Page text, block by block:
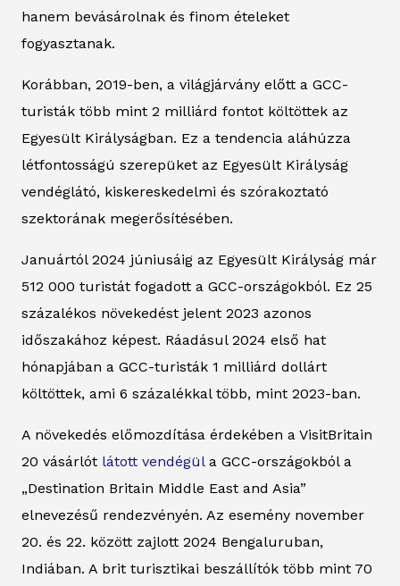
hanem bevásárolnak és finom ételeket
fogyasztanak.
Korábban, 2019-ben, a világjárvány előtt a GCC-
turisták több mint 2 milliárd fontot költöttek az
Egyesült Királyságban. Ez a tendencia aláhúzza
létfontosságú szerepüket az Egyesült Királyság
vendéglátó, kiskereskedelmi és szórakoztató
szektorának megerősítésében.
Januártól 2024 júniusáig az Egyesült Királyság már
512 000 turistát fogadott a GCC-országokból. Ez 25
százalékos növekedést jelent 2023 azonos
időszakához képest. Ráadásul 2024 első hat
hónapjában a GCC-turisták 1 milliárd dollárt
költöttek, ami 6 százalékkal több, mint 2023-ban.
A növekedés előmozdítása érdekében a VisitBritain
20 vásárlót látott vendégüla GCC-országokból a
„Destination Britain Middle East and Asia”
elnevezésű rendezvényén. Az esemény november
20. és 22. között zajlott 2024 Bengaluruban,
Indiában. A brit turisztikai beszállítók több mint 70